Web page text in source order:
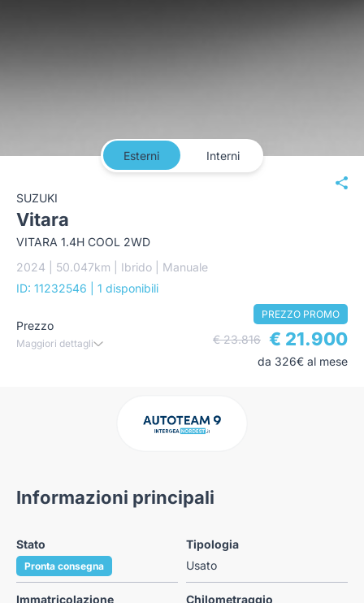
Esterni Interni
SUZUKI
Vitara
VITARA 1.4H COOL 2WD
2024 | 50.047km | Ibrido | Manuale
ID: 11232546
| 1 disponibili
Prezzo
Maggiori dettagli
PREZZO PROMO
€ 23.816 € 21.900
da 326€ al mese
Informazioni principali
Stato
Pronta consegna
Tipologia
Usato
Immatricolazione Chilometraggio